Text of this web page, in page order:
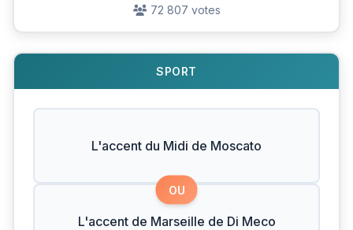
72 807 votes
SPORT
L'accent du Midi de Moscato
OU
L'accent de Marseille de Di Meco